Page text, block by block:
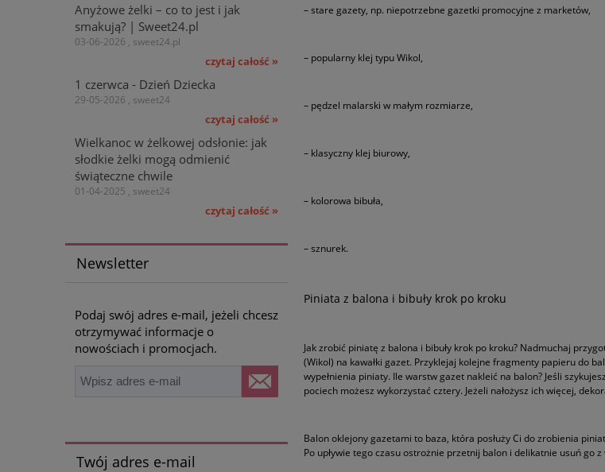
Anyżowe żelki – co to jest i jak
smakują? | Sweet24.pl
03-06-2026 , sweet24.pl
czytaj całość »
1 czerwca - Dzień Dziecka
29-05-2026 , sweet24
czytaj całość »
Wielkanoc w żelkowej odsłonie: jak
słodkie żelki mogą odmienić
świąteczne chwile
01-04-2025 , sweet24
czytaj całość »
Newsletter
Podaj swój adres e-mail, jeżeli chcesz
otrzymywać informacje o
nowościach i promocjach.
Twój adres e-mail
– stare gazety, np. niepotrzebne gazetki promocyjne z marketów,
– popularny klej typu Wikol,
– pędzel malarski w małym rozmiarze,
– klasyczny klej biurowy,
– kolorowa bibuła,
– sznurek.
Piniata z balona i bibuły krok po kroku
Jak zrobić piniatę z balona i bibuły krok po kroku? Nadmuchaj
(Wikol) na kawałki gazet. Przyklejaj kolejne fragmenty papieru do
wypełnienia piniaty. Ile warstw gazet nakleić na balon? Jeśli
pociech możesz wykorzystać cztery. Jeżeli nałożysz ich więcej,
Balon oklejony gazetami to baza, która posłuży Ci do zrobienia
Po upływie tego czasu ostrożnie przetnij balon i delikatnie usuń go